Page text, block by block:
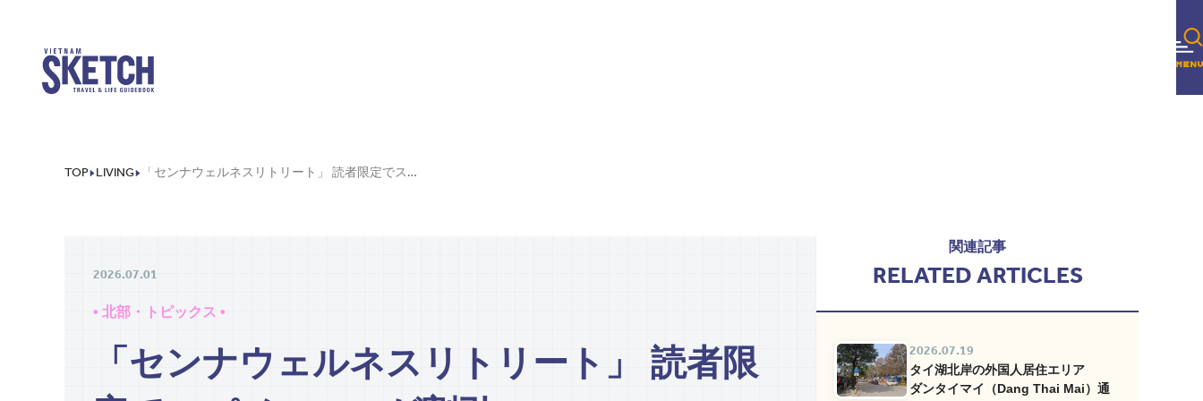
TOP LIVING 「センナウェルネスリトリート」 読者限定でスパメニューが割引
2026.07.01
• 北部・トピックス •
「センナウェルネスリトリート」 読者限
関連記事
RELATED ARTICLES
2026.07.19
タイ湖北岸の外国人居住エリア
ダンタイマイ（Dang Thai Mai）通